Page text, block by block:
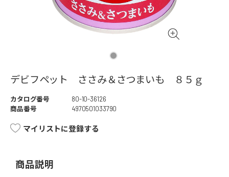
デビフペット ささみ＆さつまいも ８５ｇ
カタログ番号
80-10-36126
商品番号
4970501033790
マイリストに登録する
商品説明